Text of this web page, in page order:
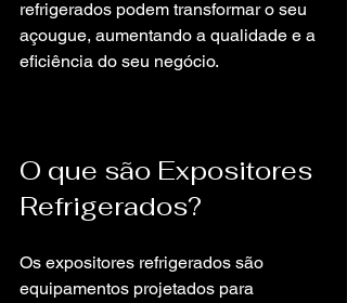
refrigerados podem transformar o seu
açougue, aumentando a qualidade e a
eficiência do seu negócio.
O que são Expositores
Refrigerados?
Os expositores refrigerados são
equipamentos projetados para